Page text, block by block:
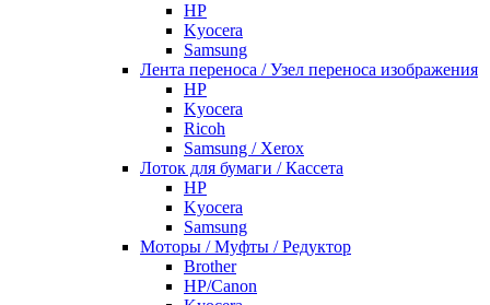
HP
Kyocera
Samsung
Лента переноса / Узел переноса изображения
HP
Kyocera
Ricoh
Samsung / Xerox
Лоток для бумаги / Кассета
HP
Kyocera
Samsung
Моторы / Муфты / Редуктор
Brother
HP/Canon